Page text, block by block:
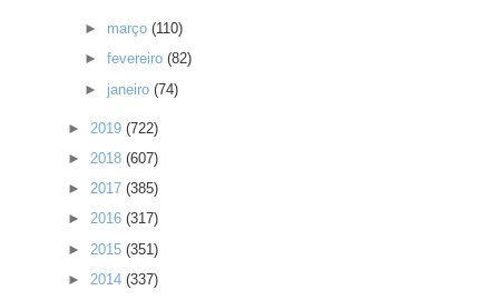
► março(110)
►fevereiro(82)
► janeiro(74)
► 2019 (722)
► 2018 (607)
► 2017 (385)
► 2016 (317)
► 2015 (351)
► 2014 (337)